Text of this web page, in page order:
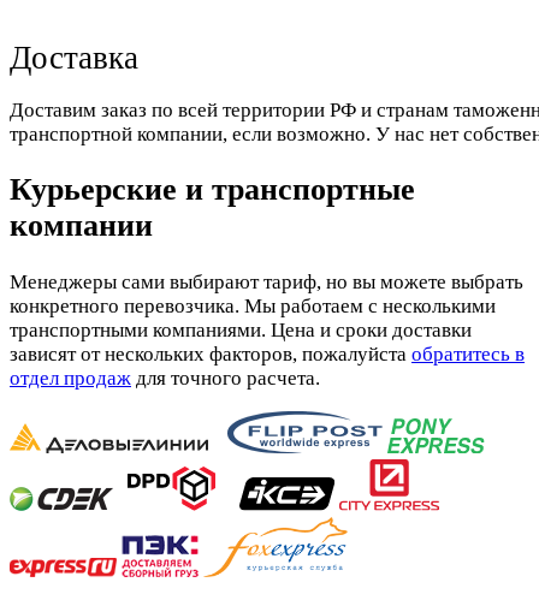
Доставка
Доставим заказ по всей территории РФ и странам
транспортной компании, если возможно. У нас нет
Курьерские и транспортные
компании
Менеджеры сами выбирают тариф, но вы можете выбрать
конкретного перевозчика. Мы работаем с несколькими
транспортными компаниями. Цена и сроки доставки
зависят от нескольких факторов, пожалуйста обратитесь в
отдел продаж для точного расчета.